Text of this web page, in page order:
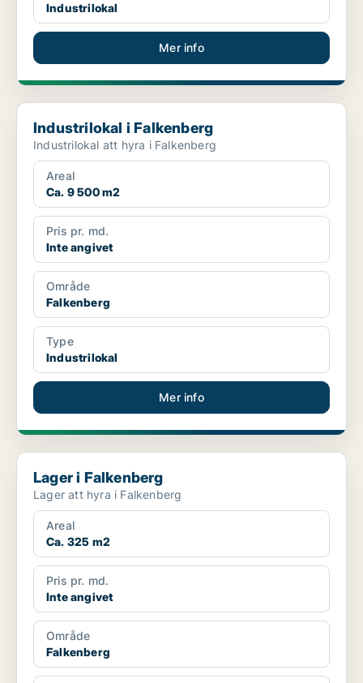
Industrilokal
Mer info
Industrilokal i Falkenberg
Industrilokal i Falkenberg
Industrilokal att hyra i Falkenberg
Areal
Ca. 9 500 m2
Pris pr. md.
Inte angivet
Område
Falkenberg
Type
Industrilokal
Mer info
Lager i Falkenberg
Lager i Falkenberg
Lager att hyra i Falkenberg
Areal
Ca. 325 m2
Pris pr. md.
Inte angivet
Område
Falkenberg